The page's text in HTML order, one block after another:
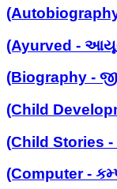
(Ayurved -
(Biography -
(Child
(Child Stories -
(Computer -